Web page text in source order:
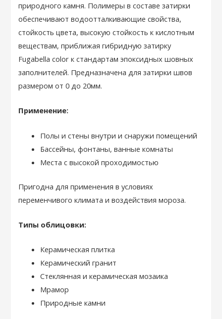
природного камня. Полимеры в составе затирки
обеспечивают водоотталкивающие свойства,
стойкость цвета, высокую стойкость к кислотным
веществам, приближая гибридную затирку
Fugabella color к стандартам эпоксидных шовных
заполнителей. Предназначена для затирки швов
размером от 0 до 20мм.
Применение:
Полы и стены внутри и снаружи помещений
Бассейны, фонтаны, ванные комнаты
Места с высокой проходимостью
Пригодна для применения в условиях
переменчивого климата и воздействия мороза.
Типы облицовки:
Керамическая плитка
Керамический гранит
Стеклянная и керамическая мозаика
Мрамор
Природные камни